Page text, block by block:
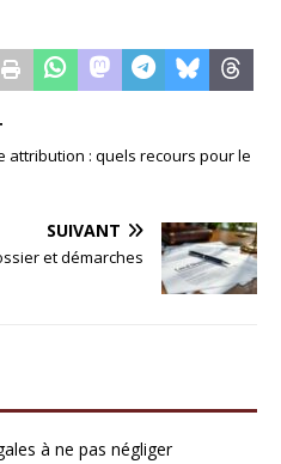
attribution : quels recours pour le
SUIVANT
et démarches
à ne pas négliger